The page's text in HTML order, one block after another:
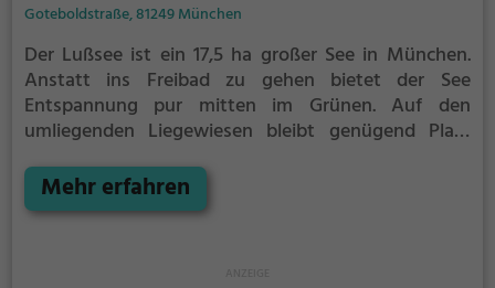
Goteboldstraße, 81249 München
Der Lußsee ist ein 17,5 ha großer See in München.
Anstatt ins Freibad zu gehen bietet der See
Entspannung pur mitten im Grünen. Auf den
umliegenden Liegewiesen bleibt genügend Platz
September ist der Lußsee ein beliebtes Ausflugsziel.
Egal ob für Familien, Freunde oder Paare, der Lußsee
Mehr erfahren